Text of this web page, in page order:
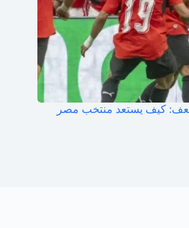
كيف يستعد منتخب مصر